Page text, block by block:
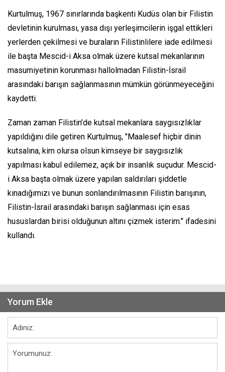
Kurtulmuş, 1967 sınırlarında başkenti Kudüs olan bir Filistin
devletinin kurulması, yasa dışı yerleşimcilerin işgal ettikleri
yerlerden çekilmesi ve buraların Filistinlilere iade edilmesi
ile başta Mescid-i Aksa olmak üzere kutsal mekanlarının
masumiyetinin korunması hallolmadan Filistin-İsrail
arasındaki barışın sağlanmasının mümkün görünmeyeceğini
kaydetti.
Zaman zaman Filistin’de kutsal mekanlara saygısızlıklar
yapıldığını dile getiren Kurtulmuş, "Maalesef hiçbir dinin
kutsalına, kim olursa olsun kimseye bir saygısızlık
yapılması kabul edilemez, açık bir insanlık suçudur. Mescid-
i Aksa başta olmak üzere yapılan saldırıları şiddetle
kınadığımızı ve bunun sonlandırılmasının Filistin barışının,
Filistin-İsrail arasındaki barışın sağlanması için esas
hususlardan birisi olduğunun altını çizmek isterim." ifadesini
kullandı.
Yorum Ekle